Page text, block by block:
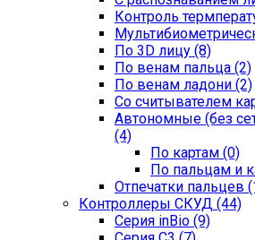
Контроль
По 3D лицу (8)
По венам пальца (2)
По венам ладони (2)
Со считывателем
Автономные (без
(4)
По картам (0)
По пальцам и
Отпечатки пальцев
Контроллеры СКУД (44)
Серия inBio (9)